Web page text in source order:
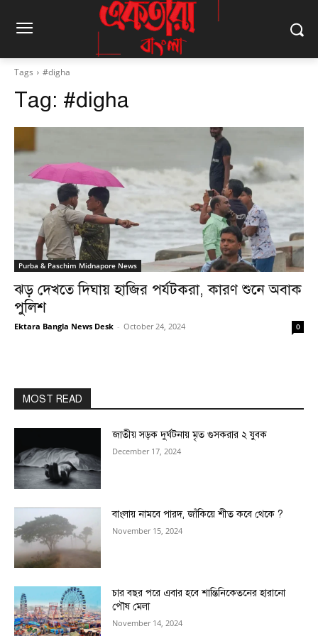
Tags #digha
Tag: #digha
Purba & Paschim Midnapore News
ঝড় দেখতে দিঘায় হাজির পর্যটকরা, কারণ শুনে অবাক
পুলিশ
Ektara Bangla News Desk - October 24, 2024 0
MOST READ
জাতীয় সড়ক দুর্ঘটনায় মৃত গুসকরার ২ যুবক
December 17, 2024
বাংলায় নামবে পারদ, জাঁকিয়ে শীত কবে থেকে ?
November 15, 2024
চার বছর পরে এবার হবে শান্তিনিকেতনের হারানো
পৌষ মেলা
November 14, 2024